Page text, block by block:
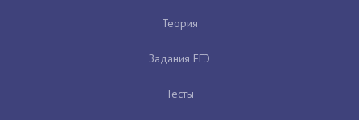
Теория
Задания ЕГЭ
Тесты